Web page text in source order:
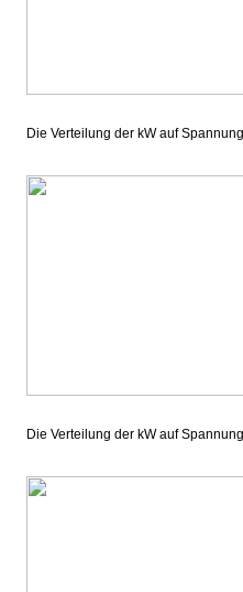
Die Verteilung der kW auf
Die Verteilung der kW auf